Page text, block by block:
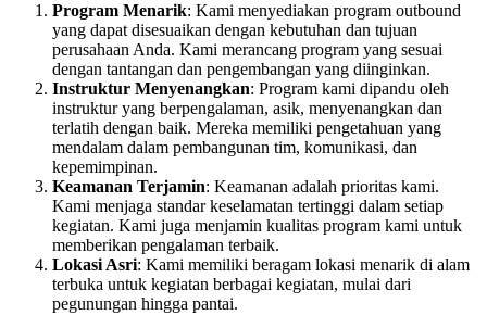
Program Menarik: Kami menyediakan program outbound
yang dapat disesuaikan dengan kebutuhan dan tujuan
perusahaan Anda. Kami merancang program yang sesuai
dengan tantangan dan pengembangan yang diinginkan.
Instruktur Menyenangkan: Program kami dipandu oleh
instruktur yang berpengalaman, asik, menyenangkan dan
terlatih dengan baik. Mereka memiliki pengetahuan yang
mendalam dalam pembangunan tim, komunikasi, dan
kepemimpinan.
Keamanan Terjamin: Keamanan adalah prioritas kami.
Kami menjaga standar keselamatan tertinggi dalam setiap
kegiatan. Kami juga menjamin kualitas program kami untuk
memberikan pengalaman terbaik.
Lokasi Asri: Kami memiliki beragam lokasi menarik di alam
terbuka untuk kegiatan berbagai kegiatan, mulai dari
pegunungan hingga pantai.